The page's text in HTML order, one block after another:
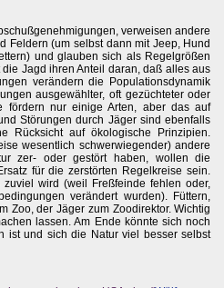
verweisen andere
Feldern (um selbst dann mit Jeep, Hund
und glauben sich als Regelgrößen
Jagd ihren Anteil daran, daß alles aus
verändern die Populationsdynamik
ausgewählter, oft gezüchteter oder
fördern nur einige Arten, aber das auf
Störungen durch Jäger sind ebenfalls
Rücksicht auf ökologische Prinzipien.
wesentlich schwerwiegender) andere
zer- oder gestört haben, wollen die
für die zerstörten Regelkreise sein.
wird (weil Freßfeinde fehlen oder,
verändert wurden). Füttern,
Zoo, der Jäger zum Zoodirektor. Wichtig
lassen. Am Ende könnte sich noch
ist und sich die Natur viel besser selbst